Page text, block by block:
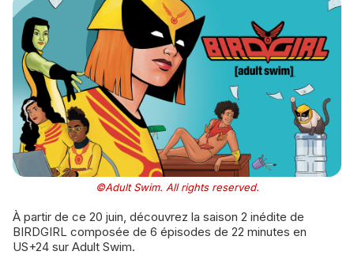
©Adult Swim. All rights reserved.
À partir de ce 20 juin, découvrez la saison 2 inédite de
BIRDGIRL composée de 6 épisodes de 22 minutes en
US+24 sur Adult Swim.